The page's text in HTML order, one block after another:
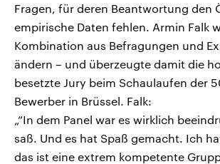
Fragen, für deren Beantwortung den
empirische Daten fehlen. Armin Falk
Kombination aus Befragungen und
ändern – und überzeugte damit die
besetzte Jury beim Schaulaufen der
Bewerber in Brüssel. Falk:
„”In dem Panel war es wirklich
saß. Und es hat Spaß gemacht. Ich
das ist eine extrem kompetente